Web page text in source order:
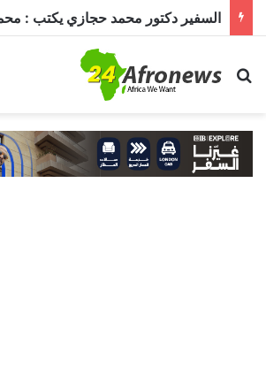
بحث عن